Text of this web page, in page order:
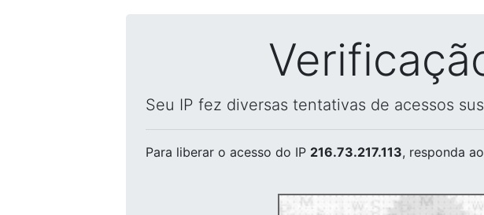
Seu IP fez diversas tentativas de acessos
Para liberar o acesso do IP 216.73.217.113, responda